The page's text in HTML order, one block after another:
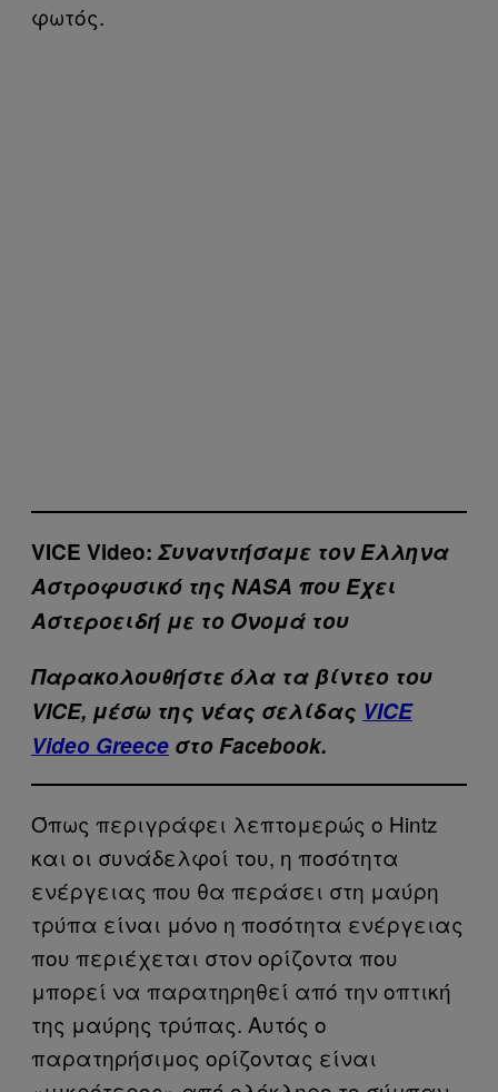
φωτός.
VICE Video: Συναντήσαμε τον Έλληνα
Αστροφυσικό της ΝASA που Έχει
Αστεροειδή με το Όνομά του
Παρακολουθήστε όλα τα βίντεo του
VICE, μέσω της νέας σελίδας VICE
Video Greece στο Facebook.
Όπως περιγράφει λεπτομερώς ο Hintz
και οι συνάδελφοί του, η ποσότητα
ενέργειας που θα περάσει στη μαύρη
τρύπα είναι μόνο η ποσότητα ενέργειας
που περιέχεται στον ορίζοντα που
μπορεί να παρατηρηθεί από την οπτική
της μαύρης τρύπας. Αυτός ο
παρατηρήσιμος ορίζοντας είναι